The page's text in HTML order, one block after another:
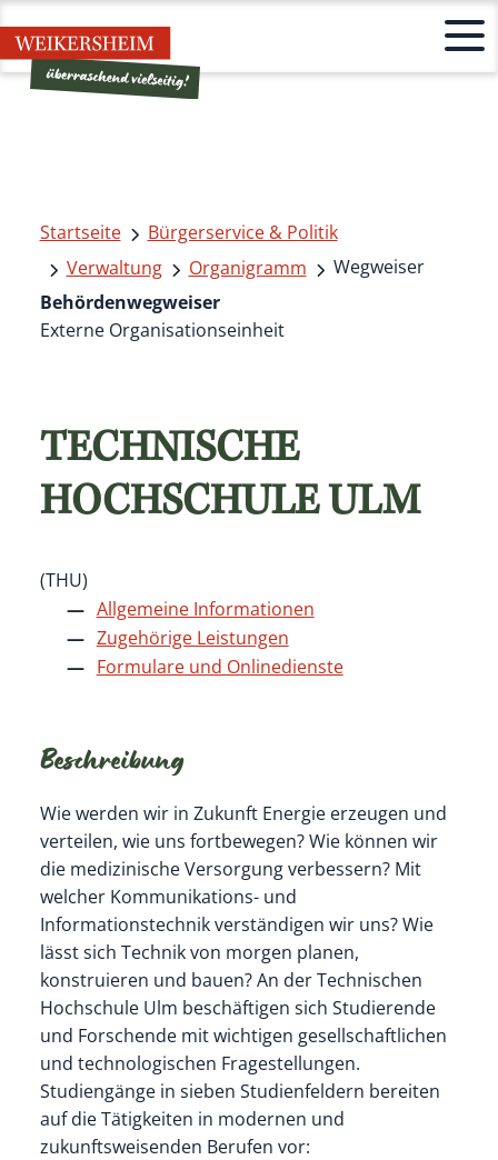
Startseite
Bürgerservice & Politik
Verwaltung
Organigramm
Wegweiser
Behördenwegweiser
Externe Organisationseinheit
TECHNISCHE
HOCHSCHULE ULM
(THU)
Allgemeine Informationen
Zugehörige Leistungen
Formulare und Onlinedienste
Beschreibung
Wie werden wir in Zukunft Energie erzeugen und
verteilen, wie uns fortbewegen? Wie können wir
die medizinische Versorgung verbessern? Mit
welcher Kommunikations- und
Informationstechnik verständigen wir uns? Wie
lässt sich Technik von morgen planen,
konstruieren und bauen? An der Technischen
Hochschule Ulm beschäftigen sich Studierende
und Forschende mit wichtigen gesellschaftlichen
und technologischen Fragestellungen.
Studiengänge in sieben Studienfeldern bereiten
auf die Tätigkeiten in modernen und
zukunftsweisenden Berufen vor: